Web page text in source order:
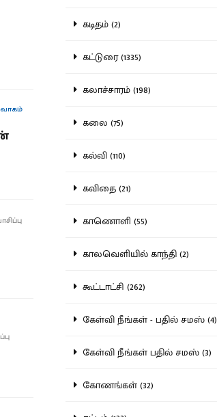
கடிதம் (2)
கட்டுரை (1335)
கலாச்சாரம் (198)
கலை (75)
கல்வி (110)
கவிதை (21)
காணொளி (55)
காலவெளியில் காந்தி (2)
கூட்டாட்சி (262)
கேள்வி நீங்கள் - பதில் சமஸ் (4)
கேள்வி நீங்கள் பதில் சமஸ் (3)
கோணங்கள் (32)